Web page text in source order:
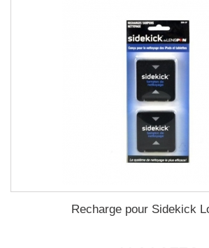
Recharge pour Sidekick